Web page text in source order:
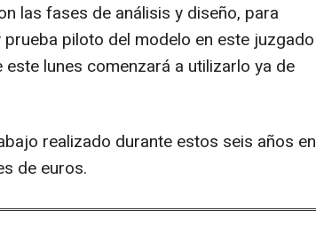
las fases de análisis y diseño, para
piloto del modelo en este juzgado
lunes comenzará a utilizarlo ya de
realizado durante estos seis años en
de euros.